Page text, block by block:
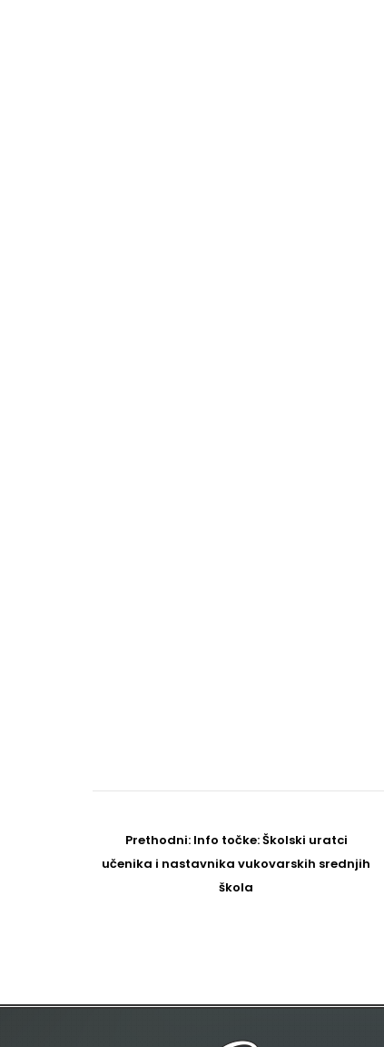
navigation
Prethodni: Prethodni
post
Info točke: Školski uratci
učenika i nastavnika vukovarskih srednjih
škola